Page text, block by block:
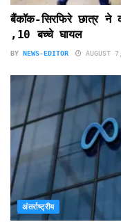
बैंकॉक-सिरफिरे छात्र ने
,10 बच्चे घायल
BY NEWS-EDITOR AUGUST
अंतर्राष्ट्रीय